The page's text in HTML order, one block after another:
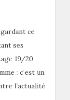
ce
ses
19/20
: c’est un
l’actualité